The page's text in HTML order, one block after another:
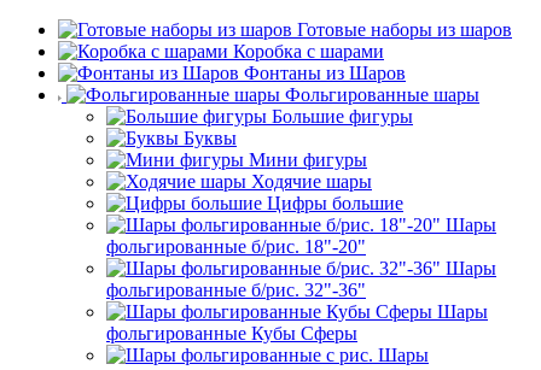
Готовые наборы из шаров
Коробка с шарами
Фонтаны из Шаров
Фольгированные шары
Большие фигуры
Буквы
Мини фигуры
Ходячие шары
Цифры большие
Шары
фольгированные б/рис. 18"-20"
Шары
фольгированные б/рис. 32"-36"
Шары
фольгированные Кубы Сферы
Шары